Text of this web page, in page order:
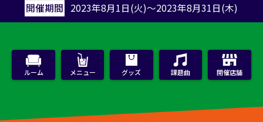
開催期間
2023年8月1日(火)～2023年8月31日(木)
ルーム メニュー グッズ 課題曲 開催店舗